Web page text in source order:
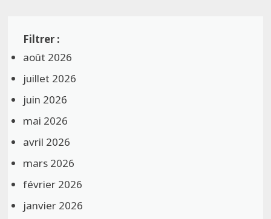
août 2026
juillet 2026
juin 2026
mai 2026
avril 2026
mars 2026
février 2026
janvier 2026